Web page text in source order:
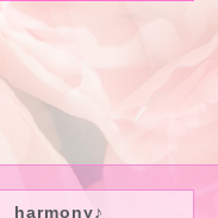
harmony♪